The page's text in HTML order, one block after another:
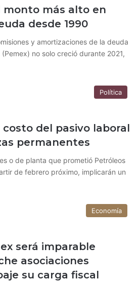
monto más alto en
desde 1990
y amortizaciones de la deuda
no solo creció durante 2021,
Política
costo del pasivo laboral
permanentes
o de planta que prometió Petróleos
de febrero próximo, implicarán un
Economía
será imparable
asociaciones
su carga fiscal